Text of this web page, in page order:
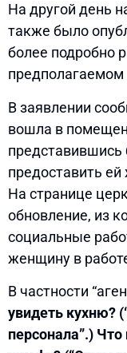
На другой день
также было
более подробно
предполагаемом
В заявлении
вошла в
представившись
предоставить
На странице
обновление, из
социальные
женщину в
В частности
увидеть кухню?
персонала”.) Что